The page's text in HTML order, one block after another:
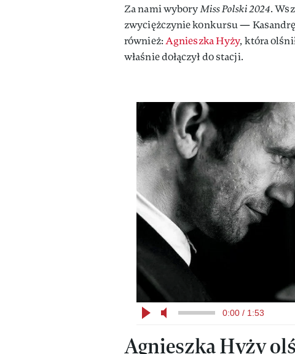
Za nami wyboryMiss Polski 2024.
zwyciężczynie konkursu —
również:Agnieszka Hyży, która
właśnie dołączył do stacji.
0:00 / 1:53
Agnieszka Hyży